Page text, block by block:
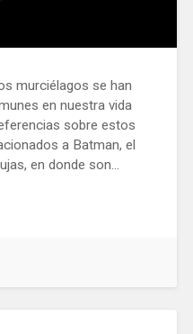
murciélagos se han
en nuestra vida
sobre estos
a Batman, el
en donde son…